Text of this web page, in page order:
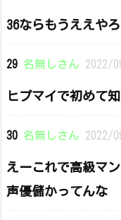
36ならもうええやろ
29 名無しさん 2022/
ヒプマイで初めて
30 名無しさん 2022/
えーこれで高級マ
声優儲かってんな